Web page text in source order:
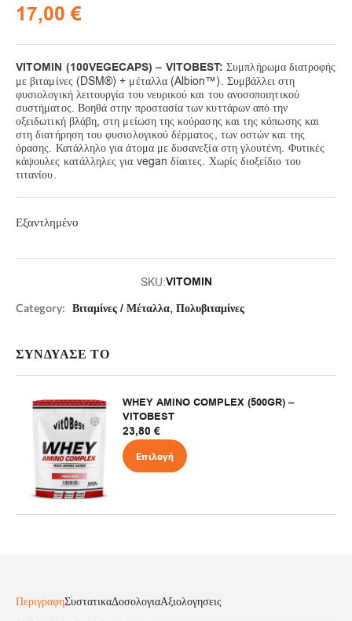
17,00€
VITOMIN (100VEGECAPS) – VITOBEST: Συμπλήρωμα διατροφής
με βιταμίνες (DSM®) + μέταλλα (Albion™). Συμβάλλει στη
φυσιολογική λειτουργία του νευρικού και του ανοσοποιητικού
συστήματος. Βοηθά στην προστασία των κυττάρων από την
οξειδωτική βλάβη, στη μείωση της κούρασης και της κόπωσης και
στη διατήρηση του φυσιολογικού δέρματος, των οστών και της
όρασης. Κατάλληλο για άτομα με δυσανεξία στη γλουτένη. Φυτικές
κάψουλες κατάλληλες για vegan δίαιτες. Χωρίς διοξείδιο του
τιτανίου.
Εξαντλημένο
SKU:VITOMIN
Category: Βιταμίνες / Μέταλλα, Πολυβιταμίνες
ΣΥΝΔΥΑΣΕ ΤΟ
WHEY AMINO COMPLEX (500GR) –
VITOBEST
23,80 €
Επιλογή
ΠεριγραφηΣυστατικαΔοσολογιαΑξιολογησεις